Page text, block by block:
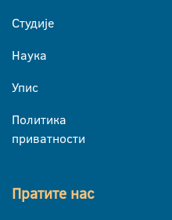
Студије
Наука
Упис
Политика
приватности
Пратите нас